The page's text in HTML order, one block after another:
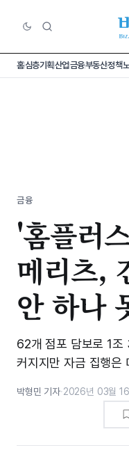
홈심층기획산업금융부동산정책
금융
'홈플러
메리츠,
안 하나
62개 점포 담보로 1
커지지만 자금 집행은
박형민 기자·2026년 03월